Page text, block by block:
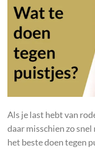
Als je last hebt van
daar misschien zo
het beste doen tegen